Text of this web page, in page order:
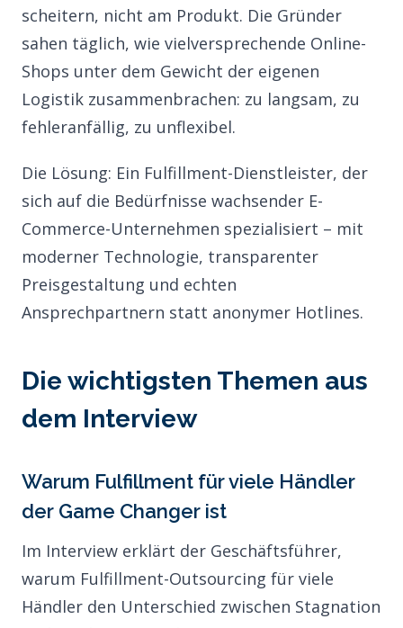
scheitern, nicht am Produkt. Die Gründer
sahen täglich, wie vielversprechende Online-
Shops unter dem Gewicht der eigenen
Logistik zusammenbrachen: zu langsam, zu
fehleranfällig, zu unflexibel.
Die Lösung: Ein Fulfillment-Dienstleister, der
sich auf die Bedürfnisse wachsender E-
Commerce-Unternehmen spezialisiert – mit
moderner Technologie, transparenter
Preisgestaltung und echten
Ansprechpartnern statt anonymer Hotlines.
Die wichtigsten Themen aus
dem Interview
Warum Fulfillment für viele Händler
der Game Changer ist
Im Interview erklärt der Geschäftsführer,
warum Fulfillment-Outsourcing für viele
Händler den Unterschied zwischen Stagnation